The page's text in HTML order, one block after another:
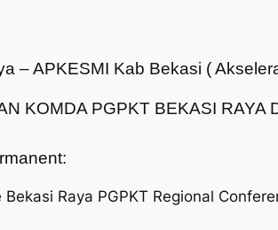
– APKESMI Kab Bekasi (
KOMDA PGPKT BEKASI
Raya PGPKT Regional